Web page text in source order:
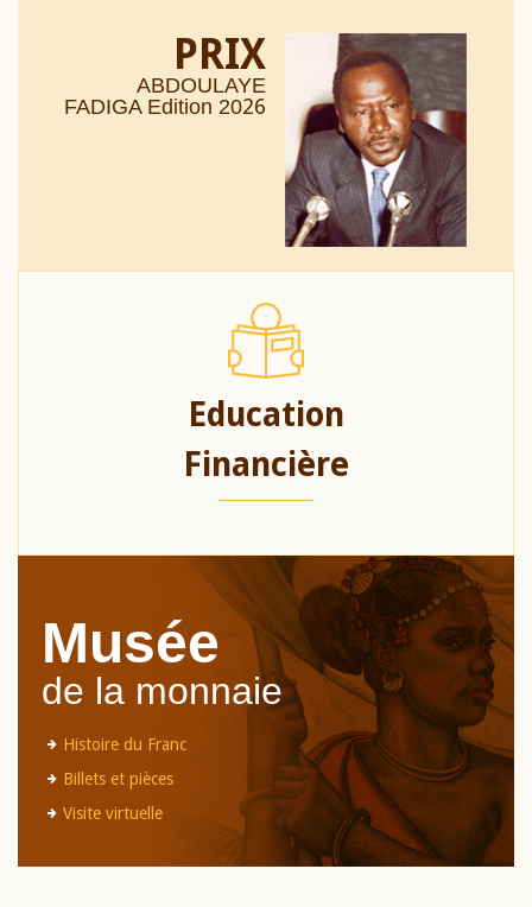
PRIX
ABDOULAYE
FADIGA Edition 2026
Education
Financière
Musée
de la monnaie
Histoire du Franc
Billets et pièces
Visite virtuelle